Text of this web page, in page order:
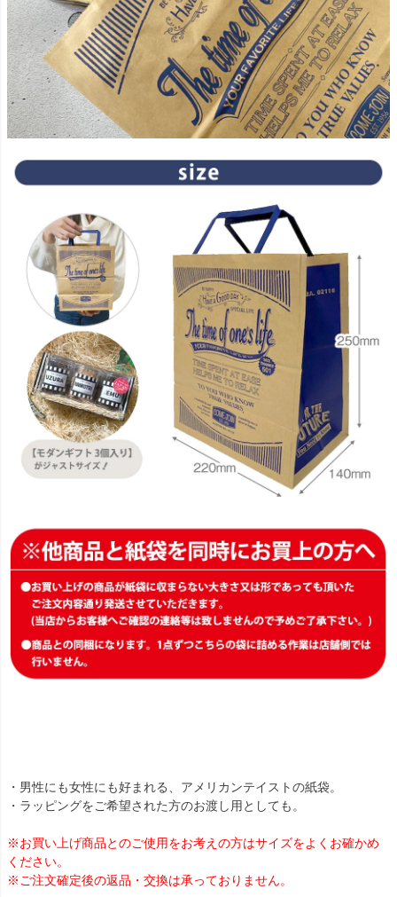
・男性にも女性にも好まれる、アメリカンテイストの紙袋。
・ラッピングをご希望された方のお渡し用としても。
※お買い上げ商品とのご使用をお考えの方はサイズをよくお確かめ
ください。
※ご注文確定後の返品・交換は承っておりません。